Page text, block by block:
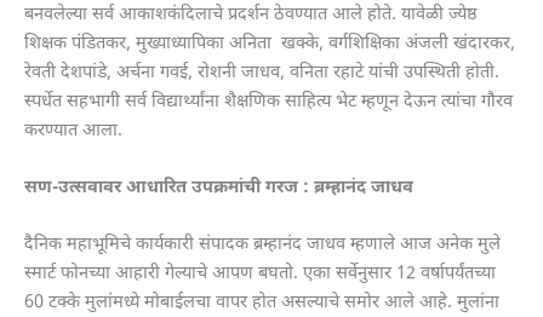
बनवलेल्या सर्व आकाशकंदिलाचे प्रदर्शन ठेवण्यात आले होते. यावेळी ज्येष्ठ
शिक्षक पंडितकर, मुख्याध्यापिका अनिता खक्के, वर्गशिक्षिका अंजली खंदारकर,
रेवती देशपांडे, अर्चना गवई, रोशनी जाधव, वनिता रहाटे यांची उपस्थिती होती.
स्पर्धेत सहभागी सर्व विद्यार्थ्यांना शैक्षणिक साहित्य भेट म्हणून देऊन त्यांचा गौरव
करण्यात आला.
सण-उत्सवावर आधारित उपक्रमांची गरज : ब्रम्हानंद जाधव
दैनिक महाभूमिचे कार्यकारी संपादक ब्रम्हानंद जाधव म्हणाले आज अनेक मुले
स्मार्ट फोनच्या आहारी गेल्याचे आपण बघतो. एका सर्वेनुसार 12 वर्षापर्यंतच्या
60 टक्के मुलांमध्ये मोबाईलचा वापर होत असल्याचे समोर आले आहे. मुलांना